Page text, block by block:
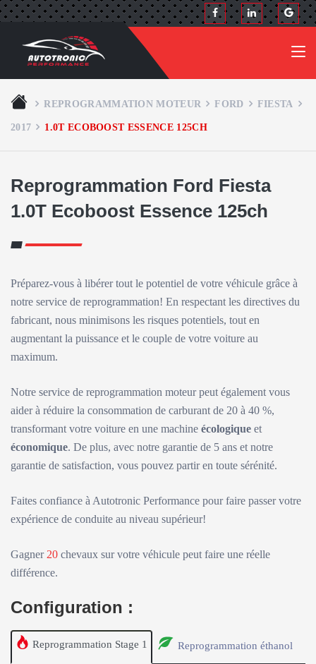
REPROGRAMMATION MOTEUR FORD FIESTA
2017 1.0T ECOBOOST ESSENCE 125CH
Reprogrammation Ford Fiesta
1.0T Ecoboost Essence 125ch
Préparez-vous à libérer tout le potentiel de votre véhicule grâce à
notre service de reprogrammation! En respectant les directives du
fabricant, nous minimisons les risques potentiels, tout en
augmentant la puissance et le couple de votre voiture au
maximum.
Notre service de reprogrammation moteur peut également vous
aider à réduire la consommation de carburant de 20 à 40 %,
transformant votre voiture en une machine écologique et
économique. De plus, avec notre garantie de 5 ans et notre
garantie de satisfaction, vous pouvez partir en toute sérénité.
Faites confiance à Autotronic Performance pour faire passer votre
expérience de conduite au niveau supérieur!
Gagner 20 chevaux sur votre véhicule peut faire une réelle
différence.
Configuration :
Reprogrammation Stage 1 Reprogrammation éthanol